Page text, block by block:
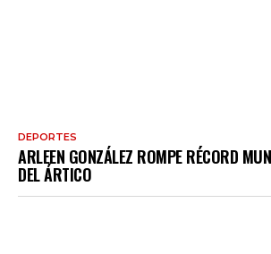
DEPORTES
ARLEEN GONZÁLEZ ROMPE RÉCORD
DEL ÁRTICO